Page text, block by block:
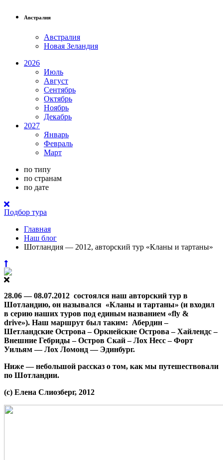
Австралия
Австралия
Новая Зеландия
2026
Июль
Август
Сентябрь
Октябрь
Ноябрь
Декабрь
2027
Январь
Февраль
Март
по типу
по странам
по дате
Подбор тура
Главная
Наш блог
Шотландия — 2012, авторский тур «Кланы и тартаны»
28.06 — 08.07.2012 состоялся наш авторский тур в
Шотландию, он назывался «Кланы и тартаны» (и входил
в серию наших туров под единым названием «fly &
drive»). Наш маршрут был таким: Абердин –
Шетландские Острова – Оркнейские Острова – Хайлендс –
Внешние Гебриды – Остров Скай – Лох Несс – Форт
Уильям — Лох Ломонд — Эдинбург.
Ниже — небольшой рассказ о том, как мы путешествовали
по Шотландии.
(с) Елена Слиозберг, 2012